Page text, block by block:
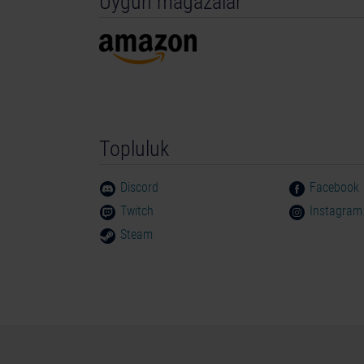
trademarks of Epic Games, Inc. in the USA
SpeedTree® technology (©2020 Interactive
logos, are trademarks or registered
America and elsewhere. Nintendo Switch is a
Topluluk
Discord Facebook
Twitch
Instagram
Steam